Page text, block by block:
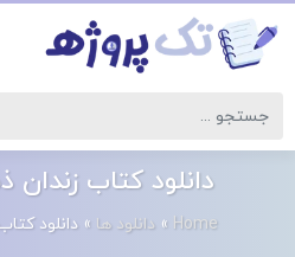
دانلود کتاب
Home
» دانلود ها »دانلود